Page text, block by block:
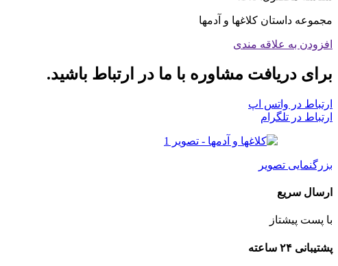
مجموعه داستان كلاغها و آدمها
افزودن به علاقه مندی
برای دریافت مشاوره با ما در ارتباط باشید.
ارتباط در واتس اپ
ارتباط در تلگرام
بزرگنمایی تصویر
ارسال سریع
با پست پیشتاز
پشتیبانی ۲۴ ساعته